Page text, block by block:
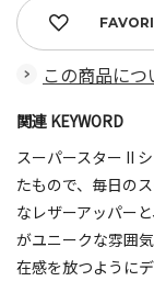
この商品に
関連 KEYWORD
スーパースター II
たもので、毎日の
なレザーアッパー
がユニークな雰囲
在感を放つように